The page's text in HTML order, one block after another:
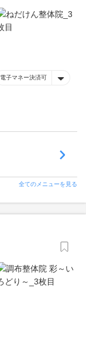
電子マネー決済可
全てのメニューを見る